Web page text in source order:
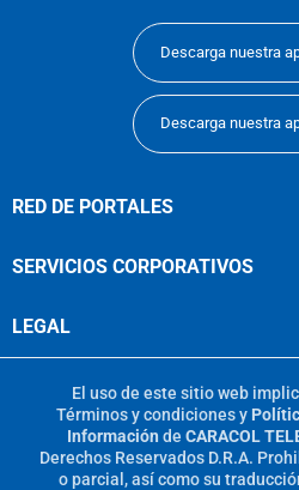
Descarga nuestra
Descarga nuestra
RED DE PORTALES
SERVICIOS CORPORATIVOS
LEGAL
El uso de este sitio web
Términos y condicionesy
Información de CARACOL
Derechos Reservados D.R.A.
o parcial, así como su